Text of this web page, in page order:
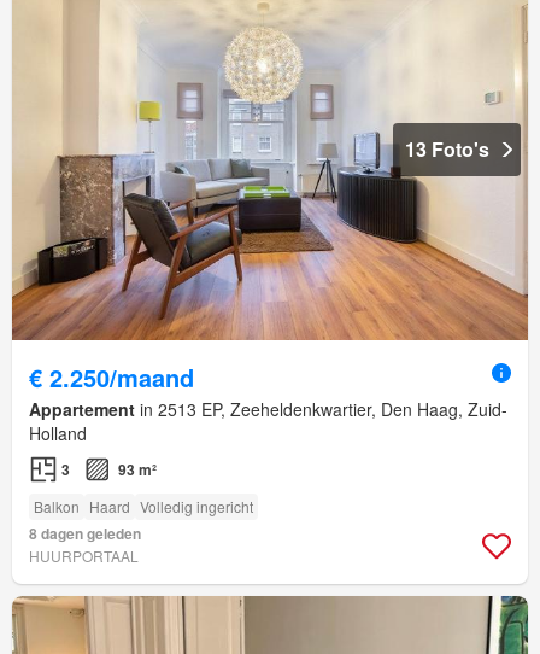
13 Foto's
€ 2.250/maand
Appartement in 2513 EP, Zeeheldenkwartier, Den Haag, Zuid-
Holland
3 93 m²
Balkon Haard Volledig ingericht
8 dagen geleden
HUURPORTAAL